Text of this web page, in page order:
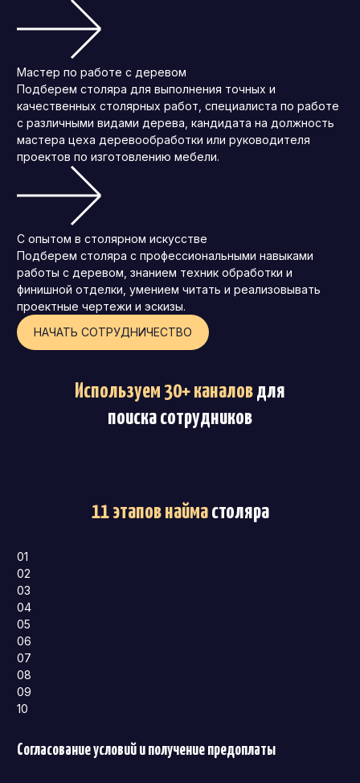
Мастер по работе с деревом
Подберем столяра для выполнения точных и
качественных столярных работ, специалиста по работе
с различными видами дерева, кандидата на должность
мастера цеха деревообработки или руководителя
проектов по изготовлению мебели.
С опытом в столярном искусстве
Подберем столяра с профессиональными навыками
работы с деревом, знанием техник обработки и
финишной отделки, умением читать и реализовывать
проектные чертежи и эскизы.
НАЧАТЬ СОТРУДНИЧЕСТВО
Используем 30+ каналовдля
поиска сотрудников
11 этапов наймастоляра
01
02
03
04
05
06
07
08
09
10
Согласование условий и получение предоплаты